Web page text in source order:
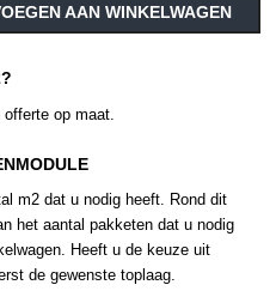
AAN WINKELWAGEN
op maat.
m2 dat u nodig heeft. Rond dit
het aantal pakketen dat u nodig
Heeft u de keuze uit
de gewenste toplaag.